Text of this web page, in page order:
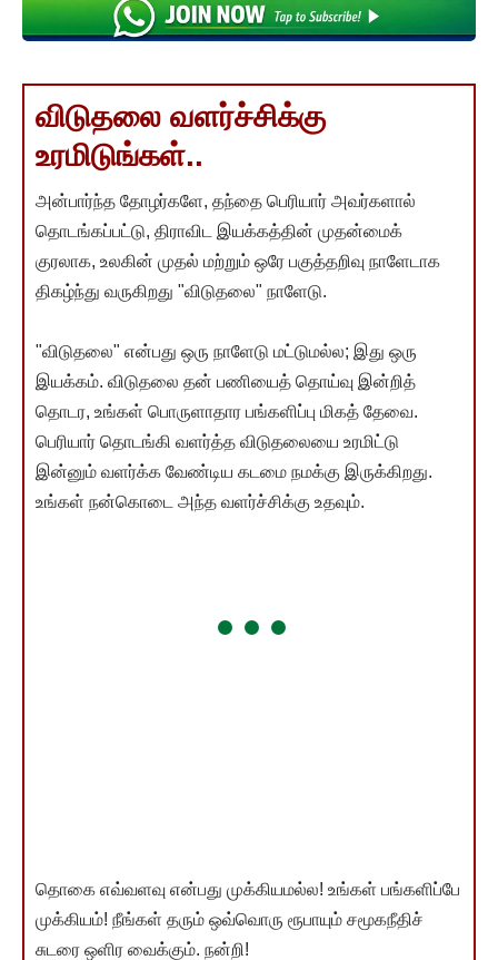
விடுதலை வளர்ச்சிக்கு
உரமிடுங்கள்..
அன்பார்ந்த தோழர்களே, தந்தை பெரியார் அவர்களால்
தொடங்கப்பட்டு, திராவிட இயக்கத்தின் முதன்மைக்
குரலாக, உலகின் முதல் மற்றும் ஒரே பகுத்தறிவு நாளேடாக
திகழ்ந்து வருகிறது "விடுதலை" நாளேடு.
"விடுதலை" என்பது ஒரு நாளேடு மட்டுமல்ல; இது ஒரு
இயக்கம். விடுதலை தன் பணியைத் தொய்வு இன்றித்
தொடர, உங்கள் பொருளாதார பங்களிப்பு மிகத் தேவை.
பெரியார் தொடங்கி வளர்த்த விடுதலையை உரமிட்டு
இன்னும் வளர்க்க வேண்டிய கடமை நமக்கு இருக்கிறது.
உங்கள் நன்கொடை அந்த வளர்ச்சிக்கு உதவும்.
தொகை எவ்வளவு என்பது முக்கியமல்ல! உங்கள் பங்களிப்பே
முக்கியம்! நீங்கள் தரும் ஒவ்வொரு ரூபாயும் சமூகநீதிச்
சுடரை ஒளிர வைக்கும். நன்றி!